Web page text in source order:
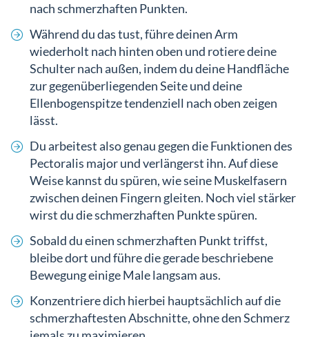
nach schmerzhaften Punkten.
Während du das tust, führe deinen Arm
wiederholt nach hinten oben und rotiere deine
Schulter nach außen, indem du deine Handfläche
zur gegenüberliegenden Seite und deine
Ellenbogenspitze tendenziell nach oben zeigen
lässt.
Du arbeitest also genau gegen die Funktionen des
Pectoralis major und verlängerst ihn. Auf diese
Weise kannst du spüren, wie seine Muskelfasern
zwischen deinen Fingern gleiten. Noch viel stärker
wirst du die schmerzhaften Punkte spüren.
Sobald du einen schmerzhaften Punkt triffst,
bleibe dort und führe die gerade beschriebene
Bewegung einige Male langsam aus.
Konzentriere dich hierbei hauptsächlich auf die
schmerzhaftesten Abschnitte, ohne den Schmerz